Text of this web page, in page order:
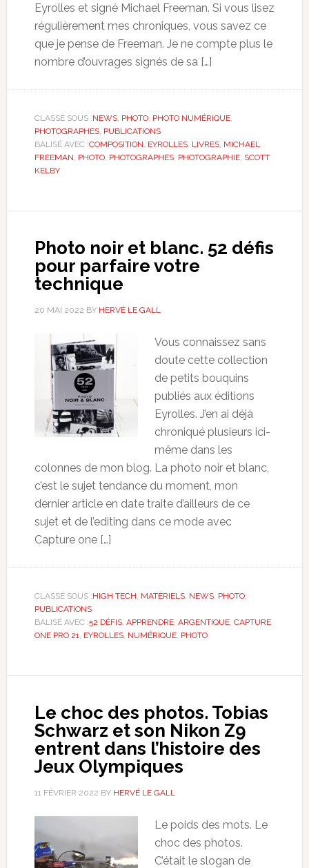
Eyrolles et signé Michael Freeman. Si vous lisez
régulièrement mes chroniques, vous savez ce
que je pense de Freeman. Je ne compte plus le
nombre d’ouvrages signés de sa […]
CLASSÉ SOUS :NEWS, PHOTO, PHOTO NUMÉRIQUE,
PHOTOGRAPHES, PUBLICATIONS
BALISÉ AVEC :COMPOSITION EYROLLES, LIVRES, MICHAEL
FREEMAN PHOTO, PHOTOGRAPHES, PHOTOGRAPHIE, SCOTT
KELBY
Photo noir et blanc. 52 défis
pour parfaire votre
technique
20 MAI 2022 BY HERVÉ LE GALL
Vous connaissez sans
doute cette collection
de petits bouquins
publiés aux éditions
Eyrolles. J’en ai déjà
chroniqué plusieurs ici-
même dans les
colonnes de mon blog. La photo noir et blanc,
c’est le sujet tendance du moment, mon
dernier article en date traite d’ailleurs de ce
sujet et de l’editing dans ce mode avec
Capture one […]
CLASSÉ SOUS :HIGH TECH MATÉRIELS, NEWS, PHOTO,
PUBLICATIONS
BALISÉ AVEC :52 DÉFIS, APPRENDRE, ARGENTIQUE, CAPTURE
ONE PRO 21
EYROLLES, NUMÉRIQUE, PHOTO
Le choc des photos. Tobias
Schwarz et son Nikon Z9
entrent dans l’histoire des
Jeux Olympiques
11 FÉVRIER 2022 BY HERVÉ LE GALL
Le poids des mots. Le
choc des photos.
C’était le slogan de